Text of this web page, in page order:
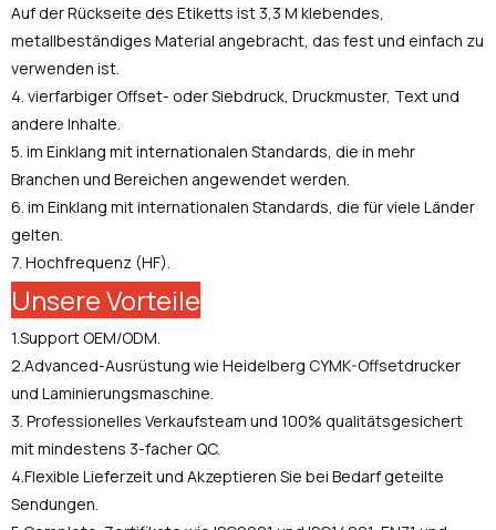
Auf der Rückseite des Etiketts ist 3,3 M klebendes,
metallbeständiges Material angebracht, das fest und einfach zu
verwenden ist.
4. vierfarbiger Offset- oder Siebdruck, Druckmuster, Text und
andere Inhalte.
5. im Einklang mit internationalen Standards, die in mehr
Branchen und Bereichen angewendet werden.
6. im Einklang mit internationalen Standards, die für viele Länder
gelten.
7. Hochfrequenz (HF).
Unsere Vorteile
1.Support OEM/ODM.
2.Advanced-Ausrüstung wie Heidelberg CYMK-Offsetdrucker
und Laminierungsmaschine.
3. Professionelles Verkaufsteam und 100% qualitätsgesichert
mit mindestens 3-facher QC.
4.Flexible Lieferzeit und Akzeptieren Sie bei Bedarf geteilte
Sendungen.